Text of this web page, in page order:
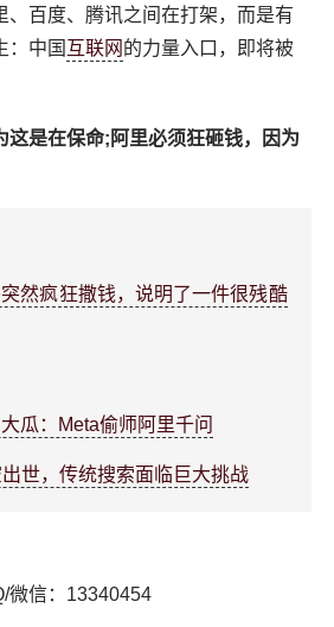
、百度、腾讯之间在打架，而是有
：中国 互联网 的力量入口，即将被
这是在保命;阿里必须狂砸钱，因为
然疯狂撒钱，说明了一件很残酷
瓜：Meta偷师阿里千问
世，传统搜索面临巨大挑战
微信：13340454